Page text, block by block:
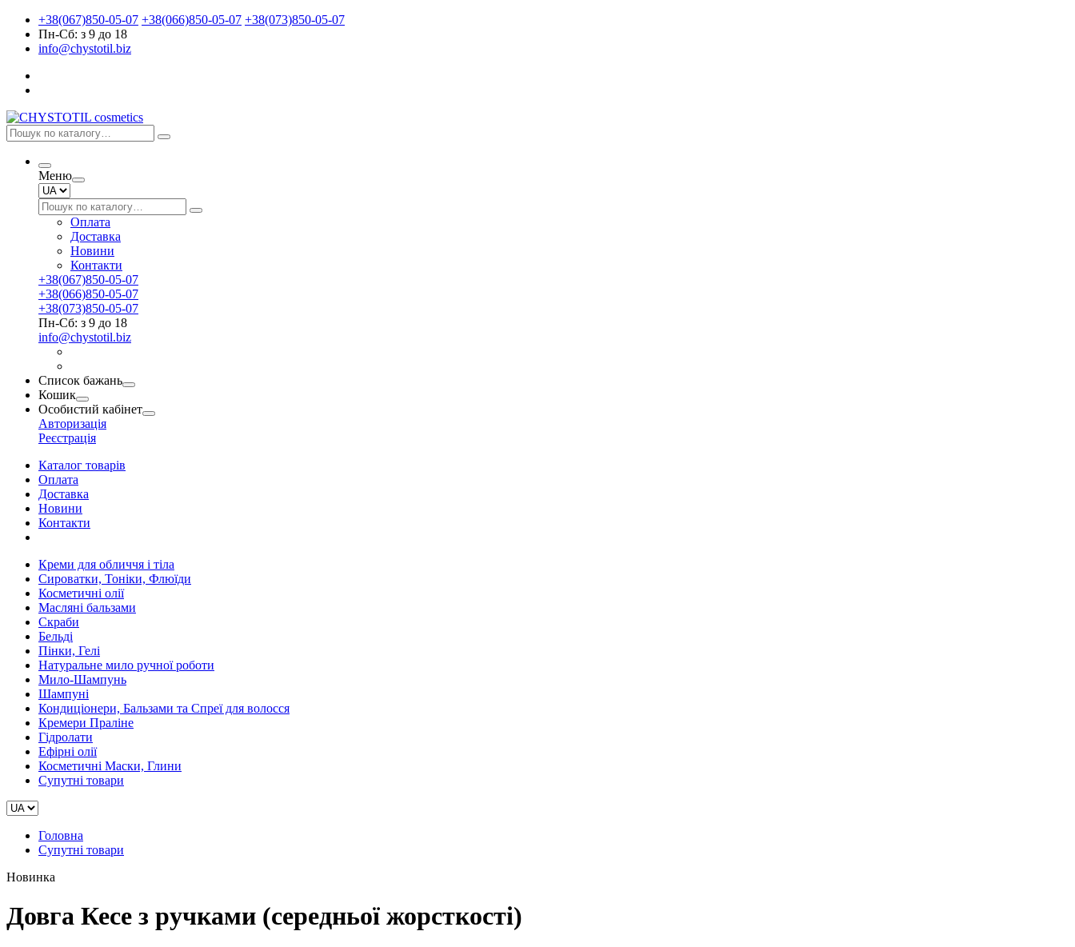
+38(067)850-05-07 +38(066)850-05-07 +38(073)850-05-07
Пн-Сб: з 9 до 18
info@chystotil.biz
Меню
Оплата
Доставка
Новини
Контакти
+38(067)850-05-07
+38(066)850-05-07
+38(073)850-05-07
Пн-Сб: з 9 до 18
info@chystotil.biz
Список бажань
Кошик
Особистий кабінет
Авторизація
Реєстрація
Каталог товарів
Оплата
Доставка
Новини
Контакти
Креми для обличчя і тіла
Сироватки, Тоніки, Флюїди
Косметичні олії
Масляні бальзами
Скраби
Бельді
Пінки, Гелі
Натуральне мило ручної роботи
Мило-Шампунь
Шампуні
Кондиціонери, Бальзами та Спреї для волосся
Кремери Праліне
Гідролати
Ефірні олії
Косметичні Маски, Глини
Супутні товари
Головна
Супутні товари
Новинка
Довга Кесе з ручками (середньої жорсткості)